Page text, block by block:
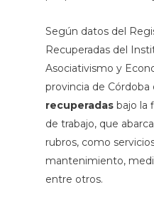
Según datos del
Recuperadas del
Asociativismo y
provincia de Córdoba
recuperadasbajo la
de trabajo, que
rubros, como
mantenimiento,
entre otros.